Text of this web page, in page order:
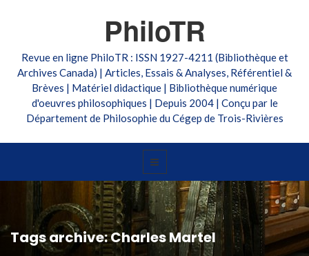
PhiloTR
Revue en ligne PhiloTR : ISSN 1927-4211 (Bibliothèque et
Archives Canada) | Articles, Essais & Analyses, Référentiel &
Brèves | Matériel didactique | Bibliothèque numérique
d'oeuvres philosophiques | Depuis 2004 | Conçu par le
Département de Philosophie du Cégep de Trois-Rivières
Tags archive: Charles Martel